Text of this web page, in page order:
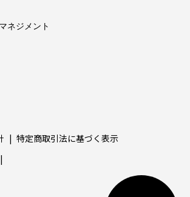
ネジメント
特定商取引法に基づく表示